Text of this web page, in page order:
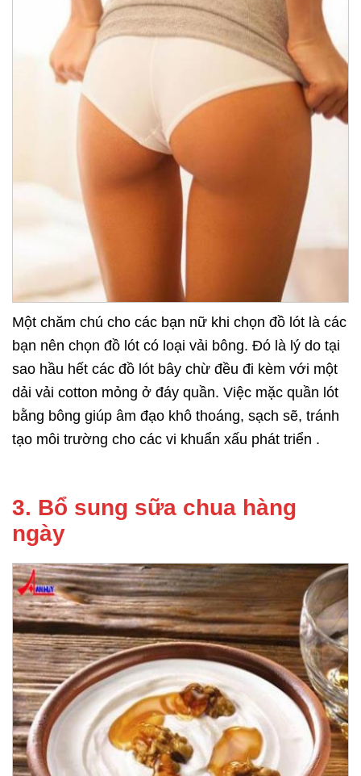
Một chăm chú cho các bạn nữ khi chọn đồ lót là các
bạn nên chọn đồ lót có loại vải bông. Đó là lý do tại
sao hầu hết các đồ lót bây chừ đều đi kèm với một
dải vải cotton mỏng ở đáy quần. Việc mặc quần lót
bằng bông giúp âm đạo khô thoáng, sạch sẽ, tránh
tạo môi trường cho các vi khuẩn xấu phát triển .
3. Bổ sung sữa chua hàng
ngày